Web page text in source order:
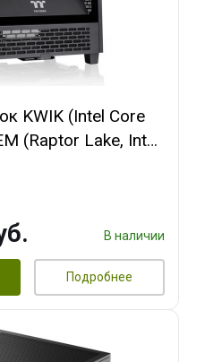
KWIK (Intel Core
(Raptor Lake, Intel
64 ГБ ОЗУ/ MSI
В наличии
Подробнее